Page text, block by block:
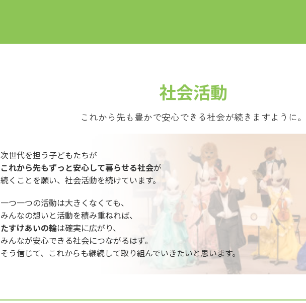
社会活動
これから先も豊かで安心できる社会が続きますように。
次世代を担う子どもたちが
これから先もずっと安心して暮らせる社会が
続くことを願い、社会活動を続けています。
一つ一つの活動は大きくなくても、
みんなの想いと活動を積み重ねれば、
たすけあいの輪は確実に広がり、
みんなが安心できる社会につながるはず。
そう信じて、これからも継続して取り組んでいきたいと思います。